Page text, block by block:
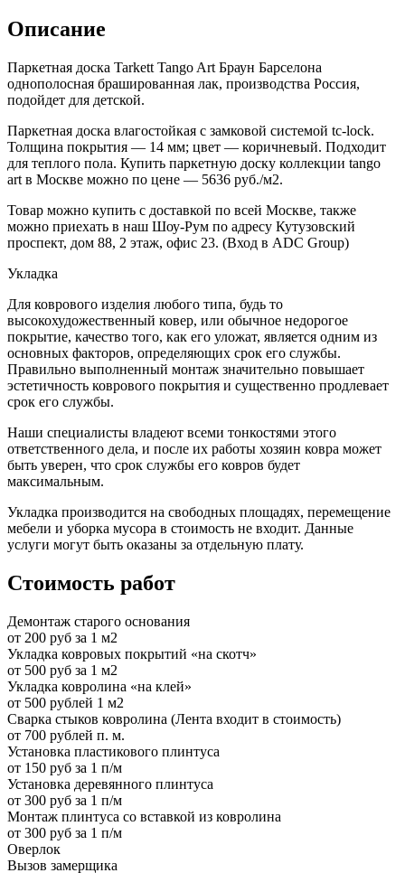
Описание
Паркетная доска Tarkett Tango Art Браун Барселона
однополосная брашированная лак, производства Россия,
подойдет для детской.
Паркетная доска влагостойкая с замковой системой tc-lock.
Толщина покрытия — 14 мм; цвет — коричневый. Подходит
для теплого пола. Купить паркетную доску коллекции tango
art в Москве можно по цене — 5636 руб./м2.
Товар можно купить с доставкой по всей Москве, также
можно приехать в наш Шоу-Рум по адресу Кутузовский
проспект, дом 88, 2 этаж, офис 23. (Вход в ADC Group)
Укладка
Для коврового изделия любого типа, будь то
высокохудожественный ковер, или обычное недорогое
покрытие, качество того, как его уложат, является одним из
основных факторов, определяющих срок его службы.
Правильно выполненный монтаж значительно повышает
эстетичность коврового покрытия и существенно продлевает
срок его службы.
Наши специалисты владеют всеми тонкостями этого
ответственного дела, и после их работы хозяин ковра может
быть уверен, что срок службы его ковров будет
максимальным.
Укладка производится на свободных площадях, перемещение
мебели и уборка мусора в стоимость не входит. Данные
услуги могут быть оказаны за отдельную плату.
Стоимость работ
Демонтаж старого основания
от 200 руб за 1 м2
Укладка ковровых покрытий «на скотч»
от 500 руб за 1 м2
Укладка ковролина «на клей»
от 500 рублей 1 м2
Сварка стыков ковролина (Лента входит в стоимость)
от 700 рублей п. м.
Установка пластикового плинтуса
от 150 руб за 1 п/м
Установка деревянного плинтуса
от 300 руб за 1 п/м
Монтаж плинтуса со вставкой из ковролина
от 300 руб за 1 п/м
Оверлок
Вызов замерщика